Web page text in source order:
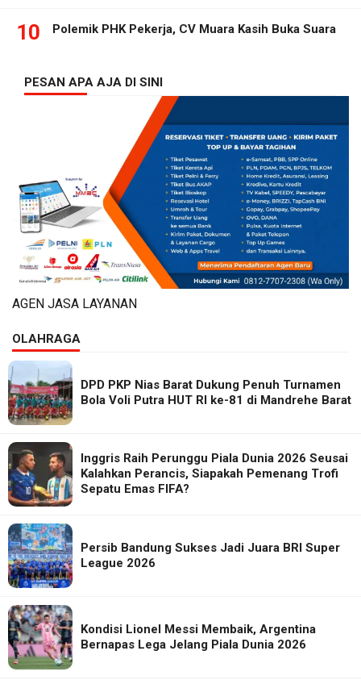
10 Polemik PHK Pekerja, CV Muara Kasih Buka Suara
PESAN APA AJA DI SINI
AGEN JASA LAYANAN
OLAHRAGA
DPD PKP Nias Barat Dukung Penuh Turnamen
Bola Voli Putra HUT RI ke-81 di Mandrehe Barat
Inggris Raih Perunggu Piala Dunia 2026 Seusai
Kalahkan Perancis, Siapakah Pemenang Trofi
Sepatu Emas FIFA?
Persib Bandung Sukses Jadi Juara BRI Super
League 2026
Kondisi Lionel Messi Membaik, Argentina
Bernapas Lega Jelang Piala Dunia 2026